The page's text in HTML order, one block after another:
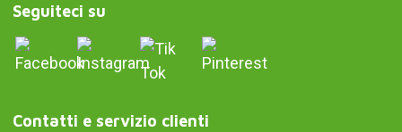
Seguiteci su
Contatti e servizio clienti